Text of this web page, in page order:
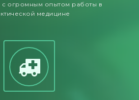
с огромным опытом работы в
медицине